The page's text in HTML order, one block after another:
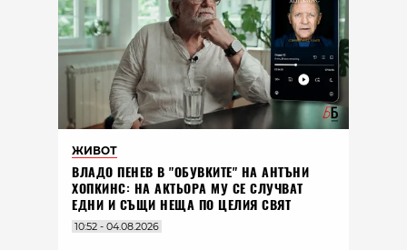
ЖИВОТ
ВЛАДO ПЕНЕВ В "ОБУВКИТЕ" НА АНТЪНИ
ХОПКИНС: НА АКТЬОРА МУ СЕ СЛУЧВАТ
ЕДНИ И СЪЩИ НЕЩА ПО ЦЕЛИЯ СВЯТ
10:52 - 04.08.2026